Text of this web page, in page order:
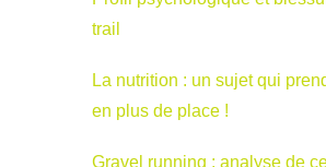
trail
La nutrition : un sujet qui
en plus de place !
Gravel running : analyse de